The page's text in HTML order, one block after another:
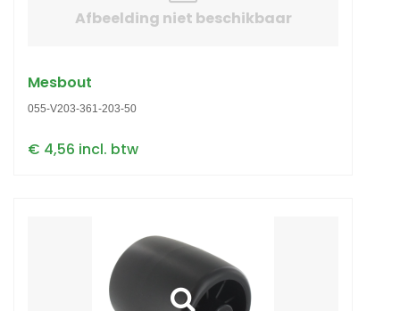
Afbeelding niet beschikbaar
Mesbout
055-V203-361-203-50
€ 4,56 incl. btw